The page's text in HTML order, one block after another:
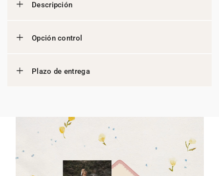
Descripción
Opción control
Plazo de entrega